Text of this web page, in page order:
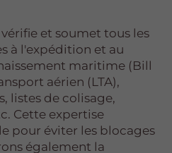
et soumet tous les
à l'expédition et au
maritime (Bill
aérien (LTA),
listes de colisage,
Cette expertise
pour éviter les blocages
également la